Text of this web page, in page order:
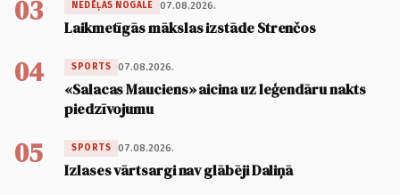
03 NEDĒĻAS NOGALE 07.08.2026.
Laikmetīgās mākslas izstāde Strenčos
04 SPORTS 07.08.2026.
«Salacas Mauciens» aicina uz leģendāru nakts
piedzīvojumu
05 SPORTS 07.08.2026.
Izlases vārtsargi nav glābēji Daliņā